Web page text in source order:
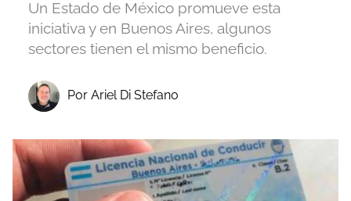
Un Estado de México promueve esta
iniciativa y en Buenos Aires, algunos
sectores tienen el mismo beneficio.
Por Ariel Di Stefano